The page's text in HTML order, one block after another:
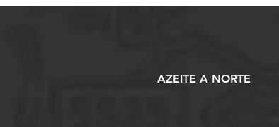
AZEITE A NORTE